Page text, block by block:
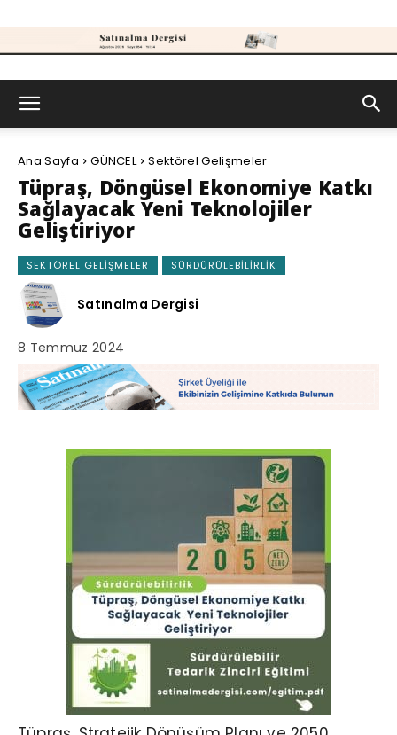
Ana Sayfa GÜNCEL Sektörel Gelişmeler
Tüpraş, Döngüsel Ekonomiye Katkı
Sağlayacak Yeni Teknolojiler
Geliştiriyor
SEKTÖREL GELIŞMELER SÜRDÜRÜLEBILIRLIK
Satınalma Dergisi
8 Temmuz 2024